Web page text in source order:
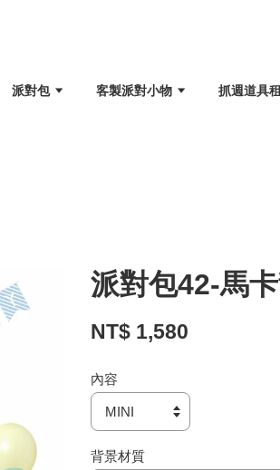
派對包 客製派對小物 抓週道具
派對包42-馬
NT$ 1,580
內容
背景材質